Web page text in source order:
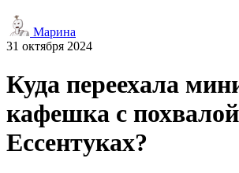
Марина
31 октября 2024
Куда переехала
кафешка с
Ессентуках?